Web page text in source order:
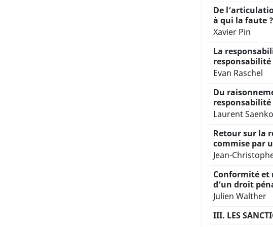
De
à qui la faute ?
Xavier Pin
La
Evan Raschel
Du
responsabilité
Laurent Saenko
Retour sur la
commise par
Jean-
Conformité et
d’un droit
Julien Walther
III. LES